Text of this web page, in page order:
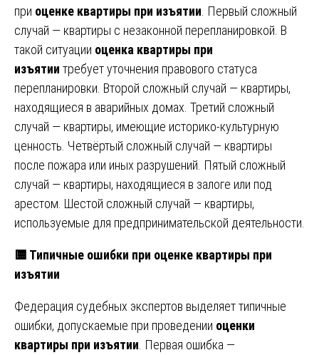
при оценке квартиры при изъятии . Первый сложный
случай — квартиры с незаконной перепланировкой. В
такой ситуации оценка квартиры при
изъятии требует уточнения правового статуса
перепланировки. Второй сложный случай — квартиры,
находящиеся в аварийных домах. Третий сложный
случай — квартиры, имеющие историко-культурную
ценность. Четвёртый сложный случай — квартиры
после пожара или иных разрушений. Пятый сложный
случай — квартиры, находящиеся в залоге или под
арестом. Шестой сложный случай — квартиры,
используемые для предпринимательской деятельности.
🟨 Типичные ошибки при оценке квартиры при
изъятии
Федерация судебных экспертов выделяет типичные
ошибки, допускаемые при проведении оценки
квартиры при изъятии . Первая ошибка —